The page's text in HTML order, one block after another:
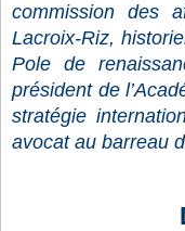
commission des
Lacroix-Riz,
Pole de
président de
stratégie
avocat au barreau